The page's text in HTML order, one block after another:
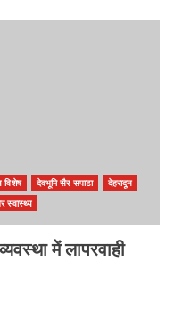
विशेष देवभूमि सैर सपाटा
देहरादून
स्वास्थ्य
में लापरवाही